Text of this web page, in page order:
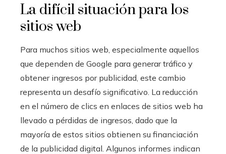
La difícil situación para los
sitios web
Para muchos sitios web, especialmente aquellos
que dependen de Google para generar tráfico y
obtener ingresos por publicidad, este cambio
representa un desafío significativo. La reducción
en el número de clics en enlaces de sitios web ha
llevado a pérdidas de ingresos, dado que la
mayoría de estos sitios obtienen su financiación
de la publicidad digital. Algunos informes indican